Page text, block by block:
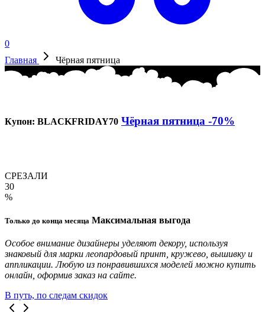
0
Главная
Чёрная пятница
Купон: BLACKFRIDAY70 Чёрная пятница -70%
СРЕЗАЛИ
30
%
Только до конца месяца Максимальная выгода
Особое внимание дизайнеры уделяют декору, используя
знаковый для марки леопардовый принт, кружево, вышивку и
аппликации. Любую из понравившихся моделей можно купить
онлайн, оформив заказ на сайте.
В путь, по следам скидок